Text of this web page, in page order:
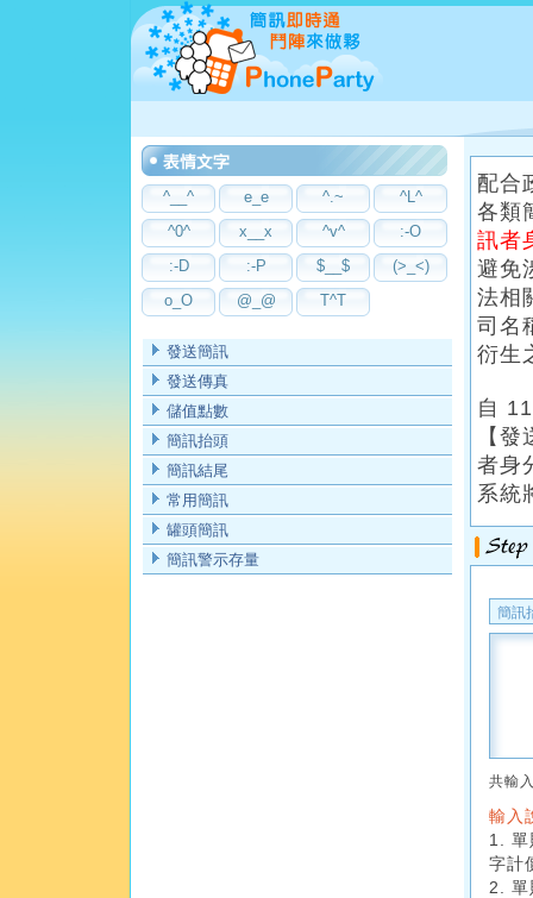
配合
各類
訊者
避免
法相
司名
衍生
自
【
者身
系統
共輸
輸入
1. 單
字計
2. 單
^__^ e_e ^.~
^L^
^0^
x__x ^v^
:-O
:-D
:-P $__$
(>_<)
o_O
@_@ T^T
發送簡訊
發送傳真
儲值點數
簡訊抬頭
簡訊結尾
常用簡訊
罐頭簡訊
簡訊警示存量